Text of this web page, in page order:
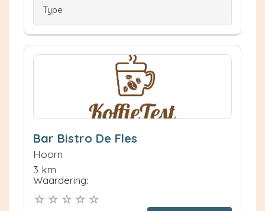
Type
Bar Bistro De Fles
Hoorn
3 km
Waardering: